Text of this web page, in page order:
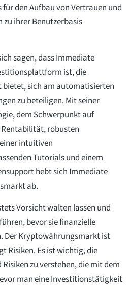
den Aufbau von Vertrauen und
ihrer Benutzerbasis
sagen, dass Immediate
ist, die
bietet, sich am automatisierten
zu beteiligen. Mit seiner
dem Schwerpunkt auf
robusten
intuitiven
Tutorials und einem
hebt sich Immediate
ab.
Vorsicht walten lassen und
bevor sie finanzielle
Der Kryptowährungsmarkt ist
Risiken. Es ist wichtig, die
zu verstehen, die mit dem
man eine Investitionstätigkeit